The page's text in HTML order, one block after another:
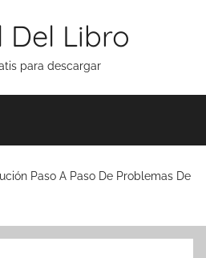
Del Libro
para descargar
Paso A Paso De Problemas De